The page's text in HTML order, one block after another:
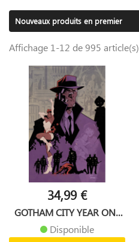
Nouveaux produits en premier
Affichage 1-12 de 995 article(s)
34,99 €
GOTHAM CITY YEAR ONE
Disponible